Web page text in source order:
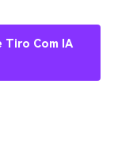
Tiro Com IA